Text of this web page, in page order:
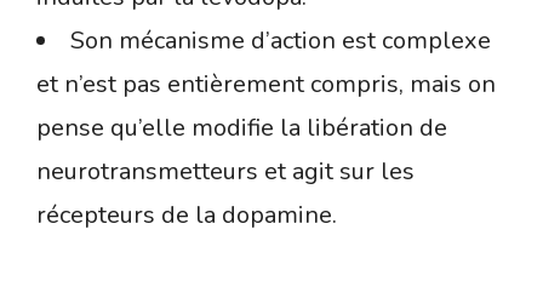
Son mécanisme d’action est complexe
et n’est pas entièrement compris, mais on
pense qu’elle modifie la libération de
neurotransmetteurs et agit sur les
récepteurs de la dopamine.